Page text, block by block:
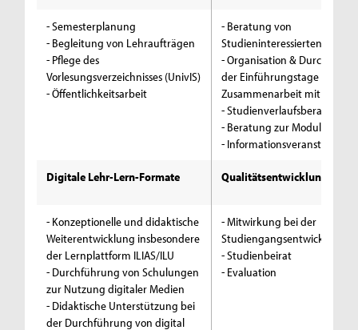
- Semesterplanung
- Begleitung von Lehraufträgen
- Pflege des
Vorlesungsverzeichnisses (UnivIS)
- Öffentlichkeitsarbeit
- Beratung von
Studieninteressierten
- Organisation &
der Einführungstage in
Zusammenarbeit mit
- Studienverlaufsberatung
- Beratung zur
-
Digitale Lehr-Lern-Formate Qualitätsentwicklung
- Konzeptionelle und didaktische
Weiterentwicklung insbesondere
der Lernplattform ILIAS/ILU
- Durchführung von Schulungen
zur Nutzung digitaler Medien
- Didaktische Unterstützung bei
der Durchführung von digital
- Mitwirkung bei der
Studiengangsentwicklung
- Studienbeirat
- Evaluation